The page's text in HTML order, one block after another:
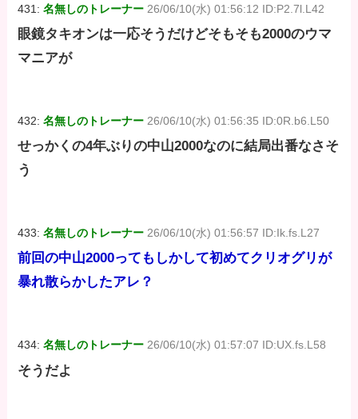
431:名無しのトレーナー 26/06/10(水) 01:56:12 ID:P2.7l.L42
眼鏡タキオンは一応そうだけどそもそも2000のウマ
マニアが
432:名無しのトレーナー 26/06/10(水) 01:56:35 ID:0R.b6.L50
せっかくの4年ぶりの中山2000なのに結局出番なさそ
う
433:名無しのトレーナー 26/06/10(水) 01:56:57 ID:Ik.fs.L27
前回の中山2000ってもしかして初めてクリオグリが
暴れ散らかしたアレ？
434:名無しのトレーナー 26/06/10(水) 01:57:07 ID:UX.fs.L58
そうだよ